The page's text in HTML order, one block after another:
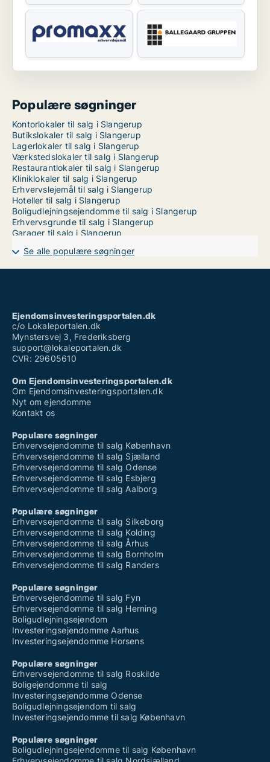
Populære søgninger
Kontorlokaler til salg i Slangerup
Butikslokaler til salg i Slangerup
Lagerlokaler til salg i Slangerup
Værkstedslokaler til salg i Slangerup
Restaurantlokaler til salg i Slangerup
Kliniklokaler til salg i Slangerup
Erhvervslejemål til salg i Slangerup
Hoteller til salg i Slangerup
Boligudlejningsejendomme til salg i Slangerup
Erhvervsgrunde til salg i Slangerup
Garager til salg i Slangerup
Se alle populære søgninger
Ejendomsinvesteringsportalen.dk
c/o Lokaleportalen.dk
Mynstersvej 3, Frederiksberg
support@lokaleportalen.dk
CVR: 29605610
Om Ejendomsinvesteringsportalen.dk
Om Ejendomsinvesteringsportalen.dk
Nyt om ejendomme
Kontakt os
Populære søgninger
Erhvervsejendomme til salg København
Erhvervsejendomme til salg Sjælland
Erhvervsejendomme til salg Odense
Erhvervsejendomme til salg Esbjerg
Erhvervsejendomme til salg Aalborg
Populære søgninger
Erhvervsejendomme til salg Silkeborg
Erhvervsejendomme til salg Kolding
Erhvervsejendomme til salg Århus
Erhvervsejendomme til salg Bornholm
Erhvervsejendomme til salg Randers
Populære søgninger
Erhvervsejendomme til salg Fyn
Erhvervsejendomme til salg Herning
Boligudlejningsejendom
Investeringsejendomme Aarhus
Investeringsejendomme Horsens
Populære søgninger
Erhvervsejendomme til salg Roskilde
Boligejendomme til salg
Investeringsejendomme Odense
Boligudlejningsejendom til salg
Investeringsejendomme til salg København
Populære søgninger
Boligudlejningsejendomme til salg København